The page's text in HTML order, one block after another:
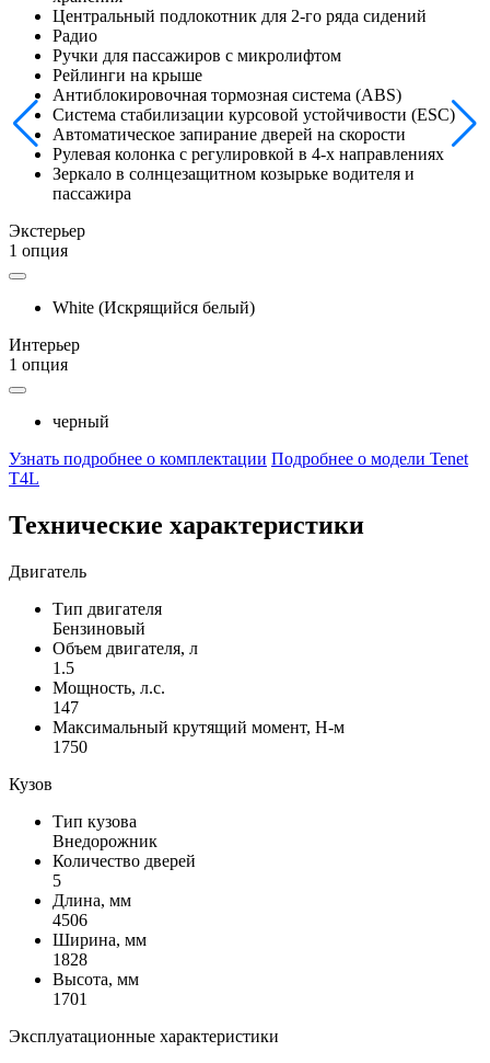
Центральный подлокотник для 2-го ряда сидений
Радио
Ручки для пассажиров с микролифтом
Рейлинги на крыше
Антиблокировочная тормозная система (ABS)
Система стабилизации курсовой устойчивости (ESC)
Автоматическое запирание дверей на скорости
Рулевая колонка с регулировкой в 4-х направлениях
Зеркало в солнцезащитном козырьке водителя и
пассажира
Экстерьер
1 опция
White (Искрящийся белый)
Интерьер
1 опция
черный
Узнать подробнее о комплектации Подробнее о модели Tenet
T4L
Технические характеристики
Двигатель
Тип двигателя
Бензиновый
Объем двигателя, л
1.5
Мощность, л.с.
147
Максимальный крутящий момент, Н-м
1750
Кузов
Тип кузова
Внедорожник
Количество дверей
5
Длина, мм
4506
Ширина, мм
1828
Высота, мм
1701
Эксплуатационные характеристики